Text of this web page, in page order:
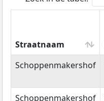
Straatnaam
Straatnaam
Schoppenmakershof
Schoppenmakershof